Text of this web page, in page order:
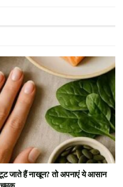
जाते हैं नाखून? तो अपनाएं ये आसान